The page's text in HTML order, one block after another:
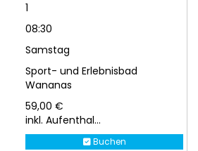
1
08:30
Samstag
Sport- und Erlebnisbad
Wananas
59,00 €
inkl. Aufenthal...
Buchen